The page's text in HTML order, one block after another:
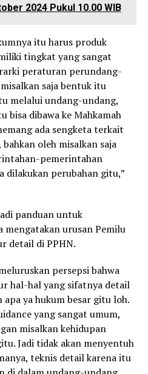
2024 Pukul 10.00 WIB
itu harus produk
tingkat yang sangat
peraturan perundang-
saja bentuk itu
melalui undang-undang,
bisa dibawa ke Mahkamah
ada sengketa terkait
oleh misalkan saja
pemerintahan
perubahan gitu,”
panduan untuk
mengatakan urusan Pemilu
detail di PPHN.
persepsi bahwa
hal-hal yang sifatnya detail
ya hukum besar gitu loh.
yang sangat umum,
misalkan kehidupan
Jadi tidak akan menyentuh
teknis detail karena itu